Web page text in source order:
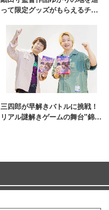
って限定グッズがもらえるチャ
三四郎が早解きバトルに挑戦！
リアル謎解きゲームの舞台"錦糸